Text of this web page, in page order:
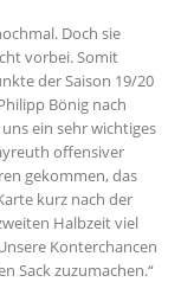
Doch sie
vorbei. Somit
der Saison 19/20
Bönig nach
ein sehr wichtiges
offensiver
gekommen, das
kurz nach der
Halbzeit viel
Konterchancen
Sack zuzumachen.“